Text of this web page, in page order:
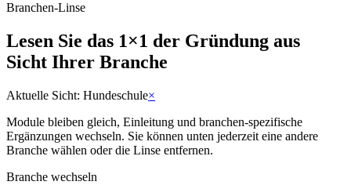
Branchen-Linse
Lesen Sie das 1×1 der Gründung aus
Sicht Ihrer Branche
Aktuelle Sicht: Hundeschule×
Module bleiben gleich, Einleitung und branchen-spezifische
Ergänzungen wechseln. Sie können unten jederzeit eine andere
Branche wählen oder die Linse entfernen.
Branche wechseln